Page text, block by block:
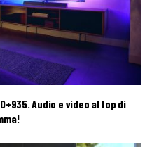
Audio e video al top di